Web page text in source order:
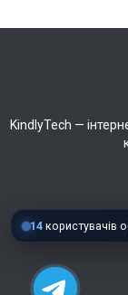
KindlyTech —
14